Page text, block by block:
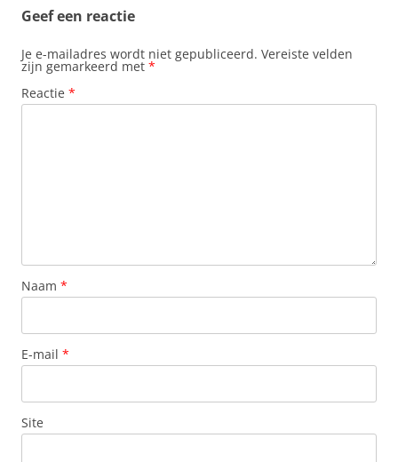
Geef een reactie
Je e-mailadres wordt niet gepubliceerd. Vereiste velden
zijn gemarkeerd met *
Reactie *
Naam *
E-mail *
Site